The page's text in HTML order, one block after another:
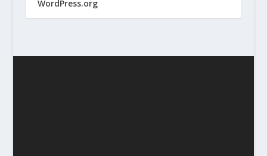
WordPress.org